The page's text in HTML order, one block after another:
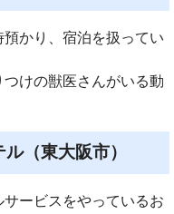
かり、宿泊を扱ってい
けの獣医さんがいる動
（東大阪市）
ービスをやっているお